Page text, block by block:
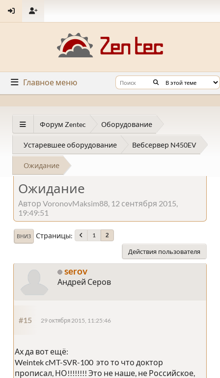
Главное меню
Форум Zentec Оборудование
Устаревшее оборудование Вебсервер N450EV
Ожидание
Ожидание
Автор VoronovMaksim88, 12 сентября 2015,
19:49:51
ВНИЗ Страницы 1 2
Действия пользователя
serov
Андрей Серов
#15 29 октября 2015, 11:25:46
Ах да вот ещё:
Weintek cMT-SVR-100 это то что доктор
прописал, НО!!!!!!!! Это не наше, не Российское,